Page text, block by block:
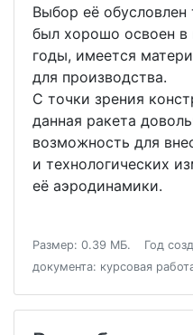
Выбор её обусловлен
был хорошо освоен в
годы, имеется
для производства.
С точки зрения
данная ракета
возможность для
и технологических
её аэродинамики.
Размер: 0.39 МБ. Год
документа: курсовая